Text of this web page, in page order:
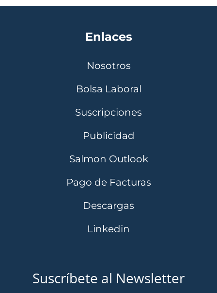
Enlaces
Nosotros
Bolsa Laboral
Suscripciones
Publicidad
Salmon Outlook
Pago de Facturas
Descargas
Linkedin
Suscríbete al Newsletter